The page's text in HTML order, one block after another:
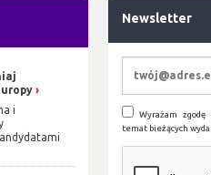
i
Newsletter
Wyrażam
temat bieżących